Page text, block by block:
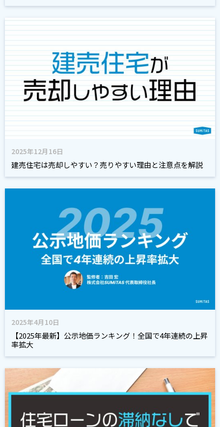
2025年12月16日
建売住宅は売却しやすい？売りやすい理由と注意点を解説
2025年4月10日
【2025年最新】公示地価ランキング！全国で4年連続の上昇
率拡大